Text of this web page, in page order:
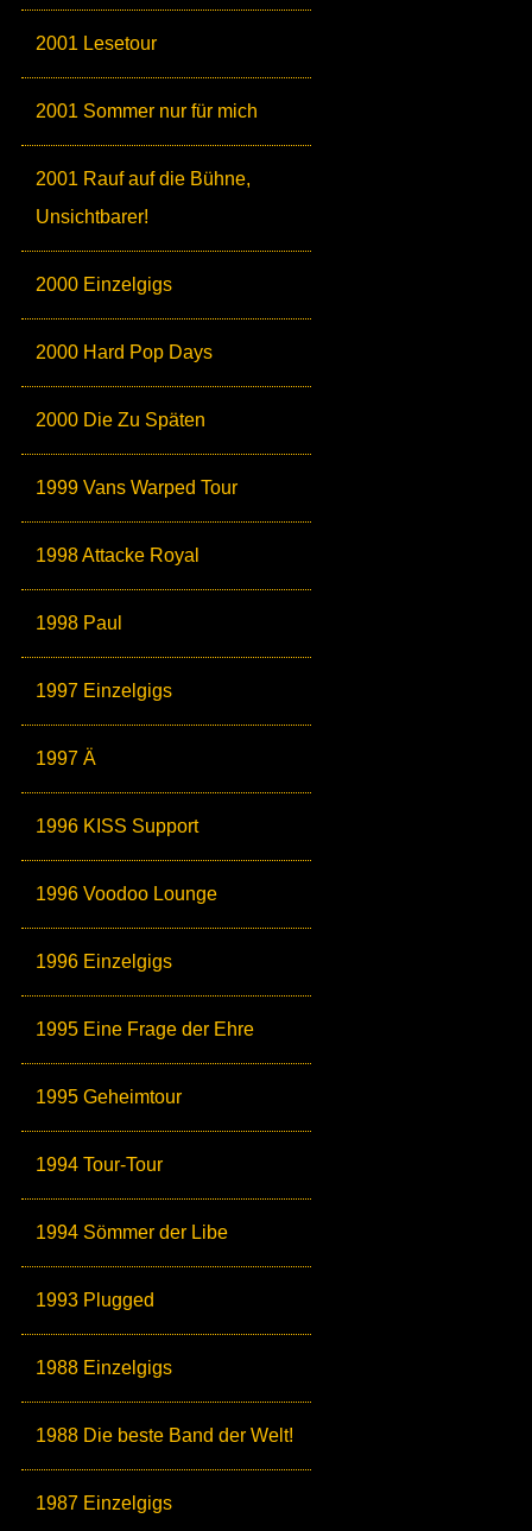
2001 Lesetour
2001 Sommer nur für mich
2001 Rauf auf die Bühne,
Unsichtbarer!
2000 Einzelgigs
2000 Hard Pop Days
2000 Die Zu Späten
1999 Vans Warped Tour
1998 Attacke Royal
1998 Paul
1997 Einzelgigs
1997 Ä
1996 KISS Support
1996 Voodoo Lounge
1996 Einzelgigs
1995 Eine Frage der Ehre
1995 Geheimtour
1994 Tour-Tour
1994 Sömmer der Libe
1993 Plugged
1988 Einzelgigs
1988 Die beste Band der Welt!
1987 Einzelgigs